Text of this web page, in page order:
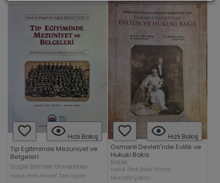
Hızlı Bakış
Tip Egitiminde Mezuniyet ve
Belgeleri
Sağlık Bilimleri Üniversitesi
Yayınları
Haluk Perk,Ahmet Zeki İzgöer
Hızlı Bakış
Osmanli Devleti'nde Evlilik ve
Hukuki Bakis
Nobel
Haluk Perk,Salih Yılmaz,
Mustafa Çakıcı...